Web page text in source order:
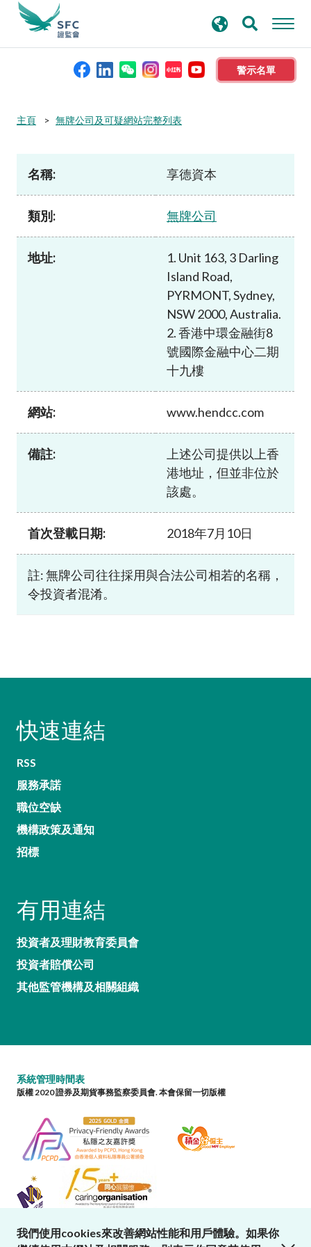
警示名單
本會簡介
規則及標準
資料庫
尋
主頁 無牌公司及可疑網站完整列表
名稱: 享德資本
類別: 無牌公司
地址:
1. Unit 163, 3 Darling
Island Road,
PYRMONT, Sydney,
NSW 2000, Australia.
2. 香港中環金融街8
號國際金融中心二期
十九樓
網站: www.hendcc.com
備註:
上述公司提供以上香
港地址，但並非位於
該處。
首次登載日期: 2018年7月10日
註: 無牌公司往往採用與合法公司相若的名稱，
令投資者混淆。
快速連結
RSS
服務承諾
職位空缺
機構政策及通知
招標
有用連結
投資者及理財教育委員會
投資者賠償公司
其他監管機構及相關組織
系統管理時間表
版權 2020 證券及期貨事務監察委員會. 本會保留一切版權
我們使用cookies來改善網站性能和用戶體驗。如果你
close cookies alert